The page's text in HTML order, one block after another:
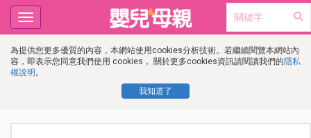
為提供您更多優質的內容，本網站使用cookies分析技術。若繼續閱覽本網站內
容，即表示您同意我們使用 cookies， 關於更多cookies資訊請閱讀我們的隱私
權說明 。
我知道了
Toggle
navigation